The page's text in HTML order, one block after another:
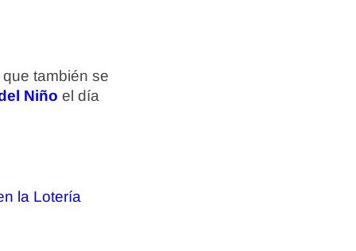
también se
Niño el día
la Lotería